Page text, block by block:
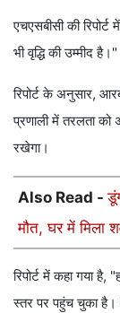
एचएसबीसी की
भी वृद्धि की उम्मीद है।"
रिपोर्ट के अनुसार,
प्रणाली में तरलता को
रखेगा।
Also Read -
मौत, घर में मिला
रिपोर्ट में कहा गया
स्तर पर पहुंच चुका